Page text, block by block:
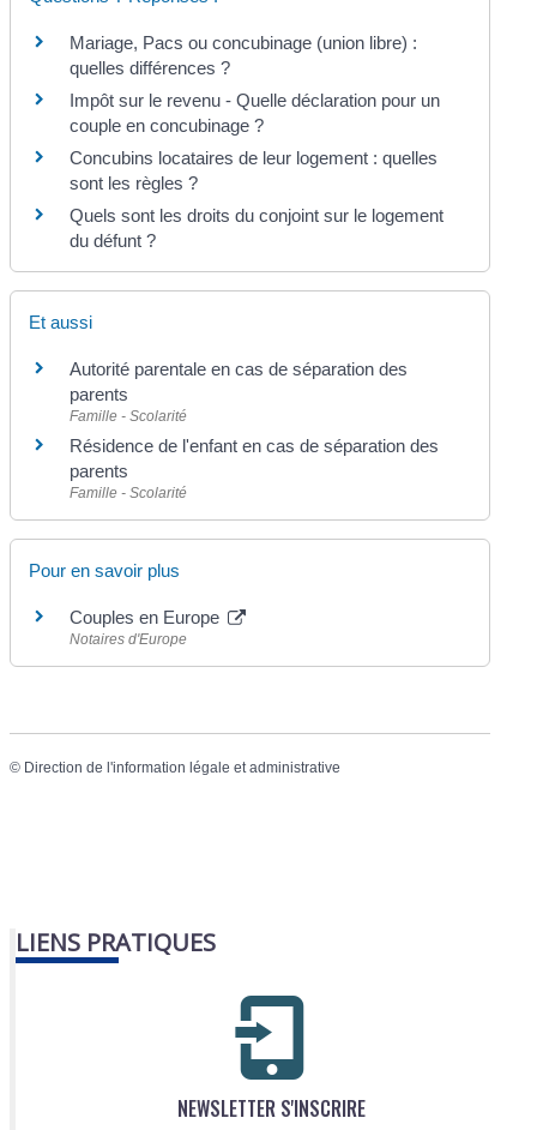
Mariage, Pacs ou concubinage (union libre) :
quelles différences ?
Impôt sur le revenu - Quelle déclaration pour un
couple en concubinage ?
Concubins locataires de leur logement : quelles
sont les règles ?
Quels sont les droits du conjoint sur le logement
du défunt ?
Et aussi
Autorité parentale en cas de séparation des
parents
Famille - Scolarité
Résidence de l'enfant en cas de séparation des
parents
Famille - Scolarité
Pour en savoir plus
Couples en Europe
Notaires d'Europe
© Direction de l'information légale et administrative
LIENS PRATIQUES
NEWSLETTER S'INSCRIRE